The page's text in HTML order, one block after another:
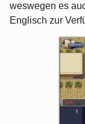
weswegen es
Englisch zur